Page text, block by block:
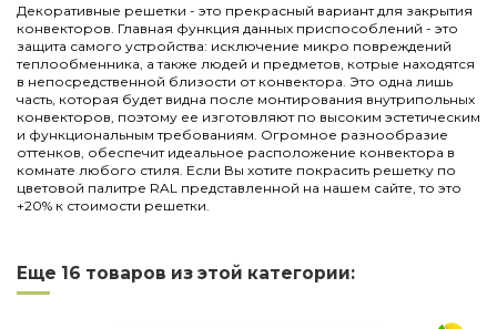
Декоративные решетки - это прекрасный вариант для закрытия
конвекторов. Главная функция данных приспособлений - это
защита самого устройства: исключение микро повреждений
теплообменника, а также людей и предметов, котрые находятся
в непосредственной близости от конвектора. Это одна лишь
часть, которая будет видна после монтирования внутрипольных
конвекторов, поэтому ее изготовляют по высоким эстетическим
и функциональным требованиям. Огромное разнообразие
оттенков, обеспечит идеальное расположение конвектора в
комнате любого стиля. Если Вы хотите покрасить решетку по
цветовой палитре RAL представленной на нашем сайте, то это
+20% к стоимости решетки.
Ширина
245
Еще 16 товаров из этой категории: